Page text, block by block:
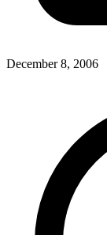
December 8, 2006